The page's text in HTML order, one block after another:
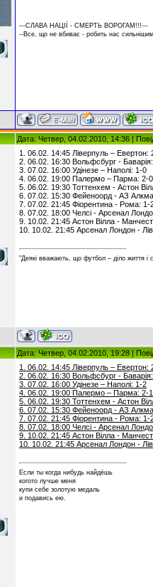
---СЛАВА НАЦІЇ - СМЕРТЬ ВОРОГАМ!!!---
--Все, що не вбиває - робить нас
Дата: Четвер, 04.02.2010, 14:36 |
1. 06.02. 14:45 Ліверпуль – Евертон:
2. 06.02. 16:30 Вольфсбург -
3. 07.02. 16:00 Удінезе – Наполі: 1-0
4. 06.02. 19:00 Палермо – Парма: 2-0
5. 06.02. 19:30 Тоттенхем - Астон
6. 07.02. 15:30 Фейеноорд - АЗ
7. 07.02. 21:45 Фіорентина - Рома: 1-
8. 07.02. 18:00 Челсі - Арсенал
9. 10.02. 21:45 Астон Вілла -
10. 10.02. 21:45 Арсенал Лондон -
"Деякі вважають, що футбол – діло життя
Дата: Четвер, 04.02.2010, 19:28 |
1. 06.02. 14:45 Ліверпуль – Евертон:
2. 06.02. 16:30 Вольфсбург -
3. 07.02. 16:00 Удінезе – Наполі: 1-2
4. 06.02. 19:00 Палермо – Парма: 2-1
5. 06.02. 19:30 Тоттенхем - Астон
6. 07.02. 15:30 Фейеноорд - АЗ
7. 07.02. 21:45 Фіорентина - Рома: 1-
8. 07.02. 18:00 Челсі - Арсенал
9. 10.02. 21:45 Астон Вілла -
10. 10.02. 21:45 Арсенал Лондон -
Если ты когда нибудь найдёшь
когото лучше меня
купи себе золотую медаль
и подавись ею.